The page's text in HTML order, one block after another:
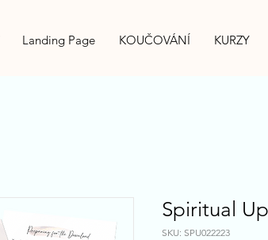
Landing Page KOUČOVÁNÍ KURZY
Spiritual
SKU: SPU022223